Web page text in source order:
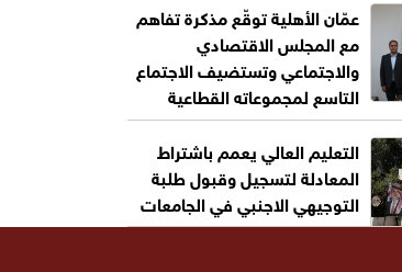
عمّان الأهلية توقّع مذكرة تفاهم
مع المجلس الاقتصادي
والاجتماعي وتستضيف الاجتماع
التاسع لمجموعاته القطاعية
التعليم العالي يعمم باشتراط
المعادلة لتسجيل وقبول طلبة
التوجيهي الاجنبي في الجامعات